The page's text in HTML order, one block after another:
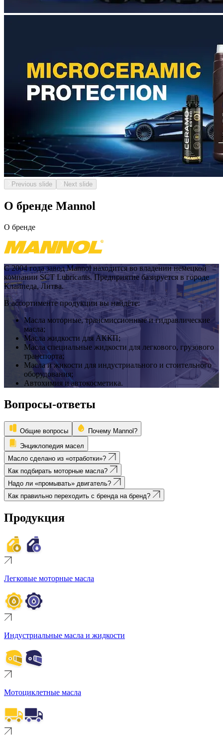
Previous slide Next slide
О бренде Mannol
О бренде
С 2004 года завод Mannolнаходится во владении немецкой
компании SCT Lubricants. Предприятие базируется в городе
Клайпеда, Литва.
В ассортименте продукции вы найдёте:
Масла моторные, трансмиссионные и гидравлические
масла;
Масла жидкости для АККП;
Масла специальные жидкости для легкового, грузового
транспорта;
Масла и жикости для индустриального и стоительного
оборудования;
Автохимия и автокосметика.
Вопросы-ответы
Общие вопросы
Почему Mannol?
Энциклопедия масел
Масло сделано из «отработки»?
Как подбирать моторные масла?
Надо ли «промывать» двигатель?
Как правильно переходить с бренда на бренд?
Продукция
Легковые моторные масла
Индустриальные масла и жидкости
Мотоциклетные масла